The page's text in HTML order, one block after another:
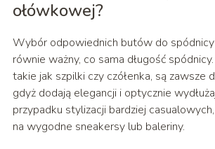
ołówkowej?
Wybór odpowiednich butów do
równie ważny, co sama długość
takie jak szpilki czy czółenka, są zawsze
gdyż dodają elegancji i optycznie
przypadku stylizacji bardziej
na wygodne sneakersy lub baleriny.